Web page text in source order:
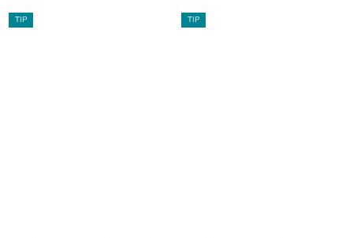
TIP TIP